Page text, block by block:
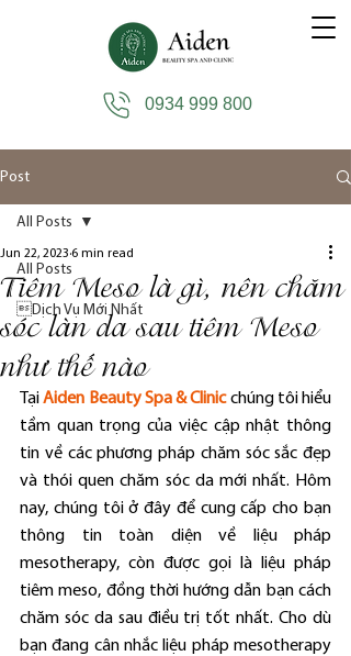
0934 999 800
Post
All Posts
Dịch Vụ Mới Nhất
All Posts
Tiêm Meso là gì, nên chăm
sóc làn da sau tiêm Meso
như thế nào
Jun 22, 2023 6 min read
Tại Aiden Beauty Spa & Clinic chúng tôi hiểu
tầm quan trọng của việc cập nhật thông
tin về các phương pháp chăm sóc sắc đẹp
và thói quen chăm sóc da mới nhất. Hôm
nay, chúng tôi ở đây để cung cấp cho bạn
thông tin toàn diện về liệu pháp
mesotherapy, còn được gọi là liệu pháp
tiêm meso, đồng thời hướng dẫn bạn cách
chăm sóc da sau điều trị tốt nhất. Cho dù
bạn đang cân nhắc liệu pháp mesotherapy